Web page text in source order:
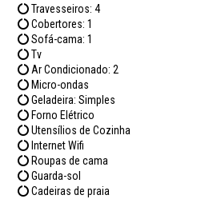
Travesseiros: 4
Cobertores: 1
Sofá-cama: 1
Tv
Ar Condicionado: 2
Micro-ondas
Geladeira: Simples
Forno Elétrico
Utensílios de Cozinha
Internet Wifi
Roupas de cama
Guarda-sol
Cadeiras de praia